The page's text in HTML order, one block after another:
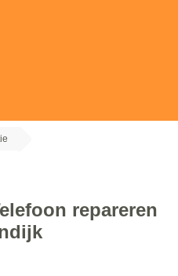
repareren